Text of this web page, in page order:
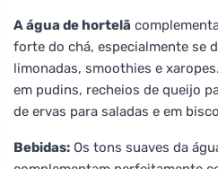
A água de hortelã
forte do chá, especialmente se
limonadas, smoothies e
em pudins, recheios de queijo
de ervas para saladas e em
Bebidas: Os tons suaves da